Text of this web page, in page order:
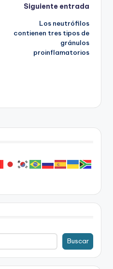
Siguiente entrada
Los neutrófilos
contienen tres tipos de
gránulos
proinflamatorios
Buscar